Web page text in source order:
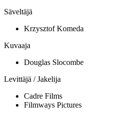
Säveltäjä
Krzysztof Komeda
Kuvaaja
Douglas Slocombe
Levittäjä / Jakelija
Cadre Films
Filmways Pictures